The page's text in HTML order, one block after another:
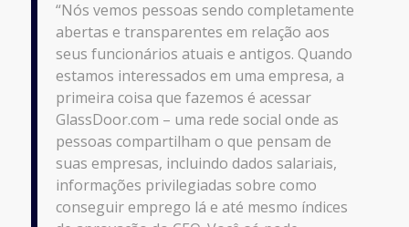
“Nós vemos pessoas sendo completamente
abertas e transparentes em relação aos
seus funcionários atuais e antigos. Quando
estamos interessados ​​em uma empresa, a
primeira coisa que fazemos é acessar
GlassDoor.com – uma rede social onde as
pessoas compartilham o que pensam de
suas empresas, incluindo dados salariais,
informações privilegiadas sobre como
conseguir emprego lá e até mesmo índices